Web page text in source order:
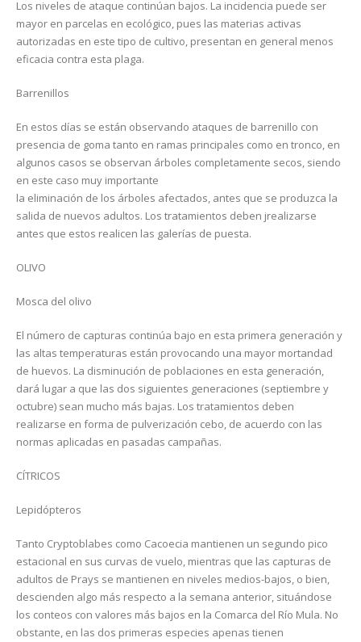
Los niveles de ataque continúan bajos. La incidencia puede ser
mayor en parcelas en ecológico, pues las materias activas
autorizadas en este tipo de cultivo, presentan en general menos
eficacia contra esta plaga.
Barrenillos
En estos días se están observando ataques de barrenillo con
presencia de goma tanto en ramas principales como en tronco, en
algunos casos se observan árboles completamente secos, siendo
en este caso muy importante
la eliminación de los árboles afectados, antes que se produzca la
salida de nuevos adultos. Los tratamientos deben jrealizarse
antes que estos realicen las galerías de puesta.
OLIVO
Mosca del olivo
El número de capturas continúa bajo en esta primera generación y
las altas temperaturas están provocando una mayor mortandad
de huevos. La disminución de poblaciones en esta generación,
dará lugar a que las dos siguientes generaciones (septiembre y
octubre) sean mucho más bajas. Los tratamientos deben
realizarse en forma de pulverización cebo, de acuerdo con las
normas aplicadas en pasadas campañas.
CÍTRICOS
Lepidópteros
Tanto Cryptoblabes como Cacoecia mantienen un segundo pico
estacional en sus curvas de vuelo, mientras que las capturas de
adultos de Prays se mantienen en niveles medios-bajos, o bien,
descienden algo más respecto a la semana anterior, situándose
los conteos con valores más bajos en la Comarca del Río Mula. No
obstante, en las dos primeras especies apenas tienen